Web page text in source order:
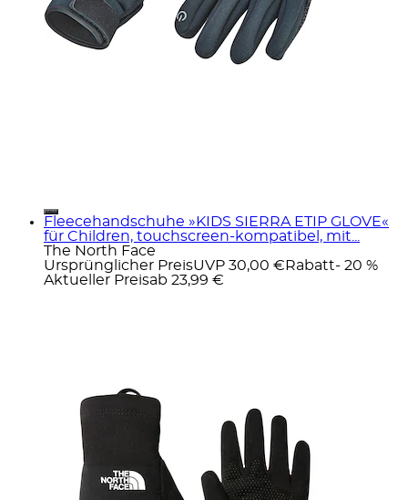
Fleecehandschuhe »KIDS SIERRA ETIP GLOVE«
für Children, touchscreen-kompatibel, mit...
The North Face
Ursprünglicher PreisUVP 30,00 € Rabatt- 20 %
Aktueller Preisab 23,99 €